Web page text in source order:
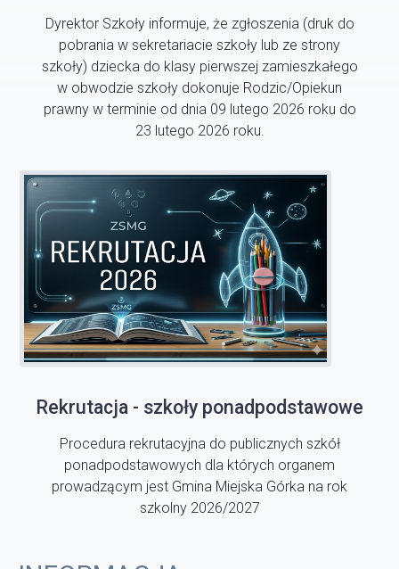
Dyrektor Szkoły informuje, że zgłoszenia (druk do
pobrania w sekretariacie szkoły lub ze strony
szkoły) dziecka do klasy pierwszej zamieszkałego
w obwodzie szkoły dokonuje Rodzic/Opiekun
prawny w terminie od dnia 09 lutego 2026 roku do
23 lutego 2026 roku.
Rekrutacja - szkoły ponadpodstawowe
Procedura rekrutacyjna do publicznych szkół
ponadpodstawowych dla których organem
prowadzącym jest Gmina Miejska Górka na rok
szkolny 2026/2027